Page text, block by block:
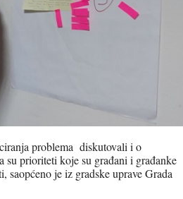
problema diskutovali i o
su prioriteti koje su građani i građanke
je iz gradske uprave Grada